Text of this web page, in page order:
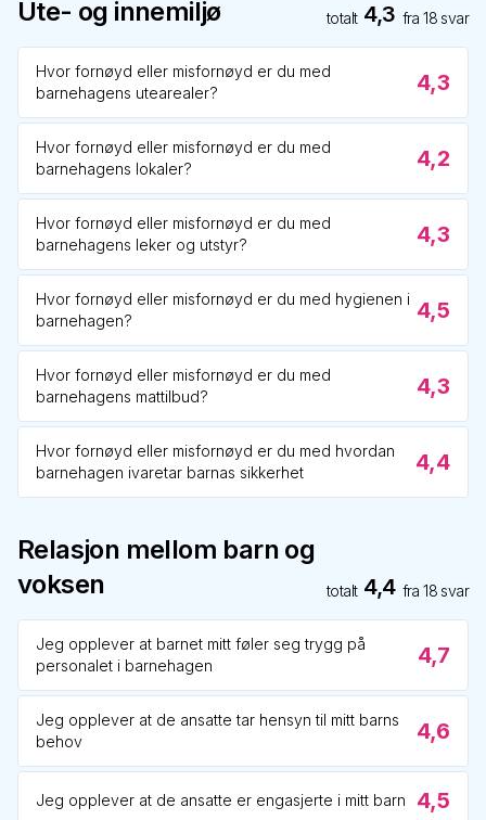
Ute- og innemiljø totalt 4,3 fra18 svar
Hvor fornøyd eller misfornøyd er du med
barnehagens utearealer?
4,3
Hvor fornøyd eller misfornøyd er du med
barnehagens lokaler?
4,2
Hvor fornøyd eller misfornøyd er du med
barnehagens leker og utstyr?
4,3
Hvor fornøyd eller misfornøyd er du med hygienen i
barnehagen?
4,5
Hvor fornøyd eller misfornøyd er du med
barnehagens mattilbud?
4,3
Hvor fornøyd eller misfornøyd er du med hvordan
barnehagen ivaretar barnas sikkerhet
4,4
Relasjon mellom barn og
voksen
totalt 4,4 fra18 svar
Jeg opplever at barnet mitt føler seg trygg på
personalet i barnehagen
4,7
Jeg opplever at de ansatte tar hensyn til mitt barns
behov
4,6
Jeg opplever at de ansatte er engasjerte i mitt barn 4,5